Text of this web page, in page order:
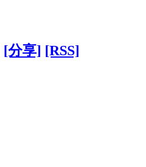
[分享] [RSS]